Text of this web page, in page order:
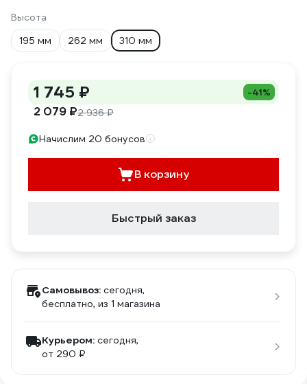
Высота
195 мм
262 мм 310 мм
1 745 ₽ -41%
2 079 ₽2 936 ₽
Начислим 20 бонусов
В корзину
Быстрый заказ
Самовывоз: сегодня,
бесплатно, из 1 магазина
Курьером: сегодня,
от 290 ₽